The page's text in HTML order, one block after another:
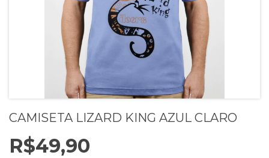
CAMISETA LIZARD KING AZUL CLARO
R$49,90